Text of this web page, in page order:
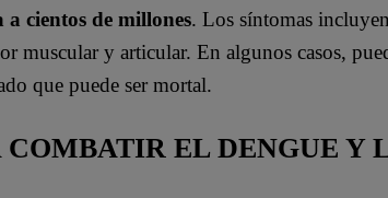
a cientos de millones. Los síntomas
muscular y articular. En algunos casos,
que puede ser mortal.
COMBATIR EL DENGUE Y